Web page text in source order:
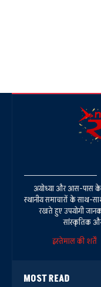
अयोध्या और आस-पास के
स्थानीय समाचारों के साथ-
रखते हुए उपयोगी
सांस्कृतिक और
इस्तेमाल की शर्तें
MOST READ